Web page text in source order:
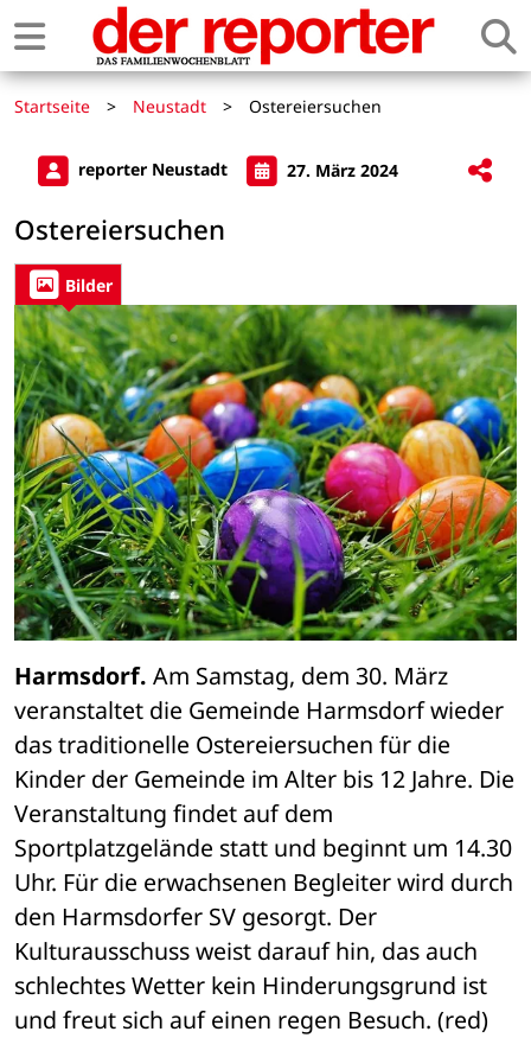
Startseite > Neustadt > Ostereiersuchen
reporter Neustadt 27. März 2024
Ostereiersuchen
Bilder
Harmsdorf. Am Samstag, dem 30. März
veranstaltet die Gemeinde Harmsdorf wieder
das traditionelle Ostereiersuchen für die
Kinder der Gemeinde im Alter bis 12 Jahre. Die
Veranstaltung findet auf dem
Sportplatzgelände statt und beginnt um 14.30
Uhr. Für die erwachsenen Begleiter wird durch
den Harmsdorfer SV gesorgt. Der
Kulturausschuss weist darauf hin, das auch
schlechtes Wetter kein Hinderungsgrund ist
und freut sich auf einen regen Besuch. (red)